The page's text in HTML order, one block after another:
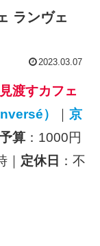
ランヴェ
2023.03.07
渡すカフェ
）
京
予算 ：1000円
定休日 ：不